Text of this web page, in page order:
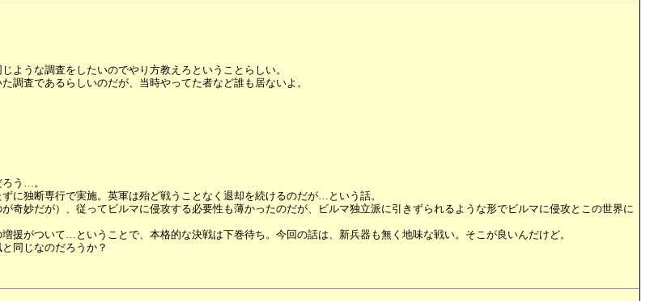
うな調査をしたいのでやり方教えろということらしい。
査であるらしいのだが、当時やってた者など誰も居ないよ。
う…。
独断専行で実施。英軍は殆ど戦うことなく退却を続けるのだが…という話。
妙だが）、従ってビルマに侵攻する必要性も薄かったのだが、ビルマ独立派に引きずられるような形でビルマに侵攻とこの世界に
がついて…ということで、本格的な決戦は下巻待ち。今回の話は、新兵器も無く地味な戦い。そこが良いんだけど。
同じなのだろうか？